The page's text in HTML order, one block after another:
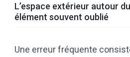
L’espace extérieur autour
élément souvent oublié
Une erreur fréquente